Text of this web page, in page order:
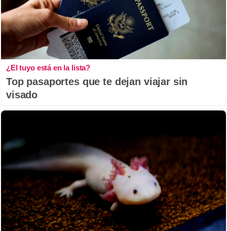
¿El tuyo está en la lista?
Top pasaportes que te dejan viajar sin
visado